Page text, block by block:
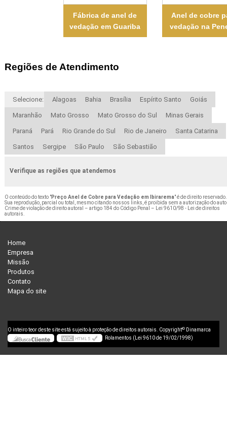
Fábrica de anel de
vedação em Guariba
Anel de cobre
vedação na
Regiões de Atendimento
Selecione: Alagoas Bahia Brasília Espírito Santo Goiás
Maranhão Mato Grosso Mato Grosso do Sul Minas Gerais
Paraná Pará Rio Grande do Sul Rio de Janeiro Santa Catarina
Santos Sergipe São Paulo São Sebastião
Verifique as regiões que atendemos
O conteúdo do texto "Preço Anel de Cobre para Vedação em Ibirarema" é de direito reservado.
Sua reprodução, parcial ou total, mesmo citando nossos links, é proibida sem a autorização do
Crime de violação de direito autoral – artigo 184 do Código Penal – Lei 9610/98 - Lei de direitos
autorais.
Home
Empresa
Missão
Produtos
Contato
Mapa do site
O inteiro teor deste site está sujeito à proteção de direitos autorais. Copyright© Dinamarca
Rolamentos (Lei 9610 de 19/02/1998)